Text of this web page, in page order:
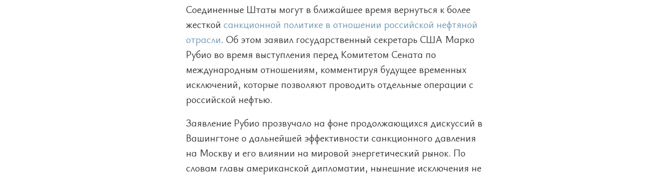
Соединенные Штаты могут в ближайшее время вернуться к более
жесткой санкционной политике в отношении российской нефтяной
отрасли. Об этом заявил государственный секретарь США Марко
Рубио во время выступления перед Комитетом Сената по
международным отношениям, комментируя будущее временных
исключений, которые позволяют проводить отдельные операции с
российской нефтью.
Заявление Рубио прозвучало на фоне продолжающихся дискуссий в
Вашингтоне о дальнейшей эффективности санкционного давления
на Москву и его влиянии на мировой энергетический рынок. По
словам главы американской дипломатии, нынешние исключения не